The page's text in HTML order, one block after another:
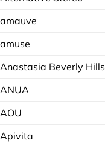
amauve
amuse
Anastasia Beverly Hills
ANUA
AOU
Apivita